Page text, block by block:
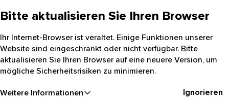
Bitte aktualisieren Sie Ihren Browser
Ihr Internet-Browser ist veraltet. Einige Funktionen unserer
Website sind eingeschränkt oder nicht verfügbar. Bitte
aktualisieren Sie Ihren Browser auf eine neuere Version, um
mögliche Sicherheitsrisiken zu minimieren.
Weitere Informationen Ignorieren